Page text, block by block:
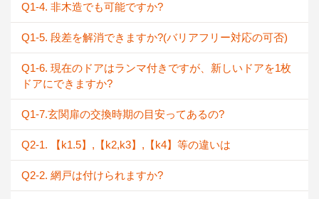
Q1-4. 非木造でも可能ですか?
Q1-5. 段差を解消できますか?(バリアフリー対応の可否)
Q1-6. 現在のドアはランマ付きですが、新しいドアを1枚
ドアにできますか?
Q1-7.玄関扉の交換時期の目安ってあるの?
Q2-1. 【k1.5】,【k2,k3】,【k4】等の違いは
Q2-2. 網戸は付けられますか?